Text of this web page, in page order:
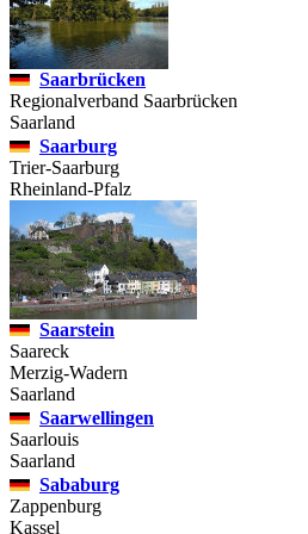
Saarbrücken
Regionalverband Saarbrücken
Saarland
Saarburg
Trier-Saarburg
Rheinland-Pfalz
Saarstein
Saareck
Merzig-Wadern
Saarland
Saarwellingen
Saarlouis
Saarland
Sababurg
Zappenburg
Kassel